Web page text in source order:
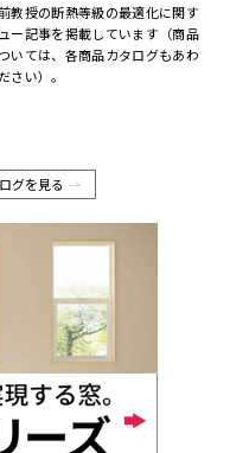
教授の断熱等級の最適化に関す
ー記事を掲載しています（商品
いては、各商品カタログもあわ
さい）。
グを見る